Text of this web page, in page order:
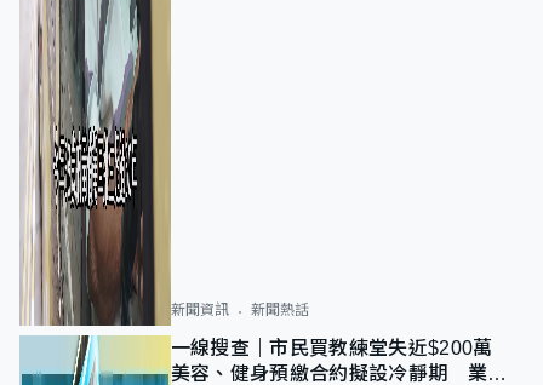
新聞資訊 新聞熱話
一線搜查｜市民買教練堂失近$200萬
美容、健身預繳合約擬設冷靜期 業界